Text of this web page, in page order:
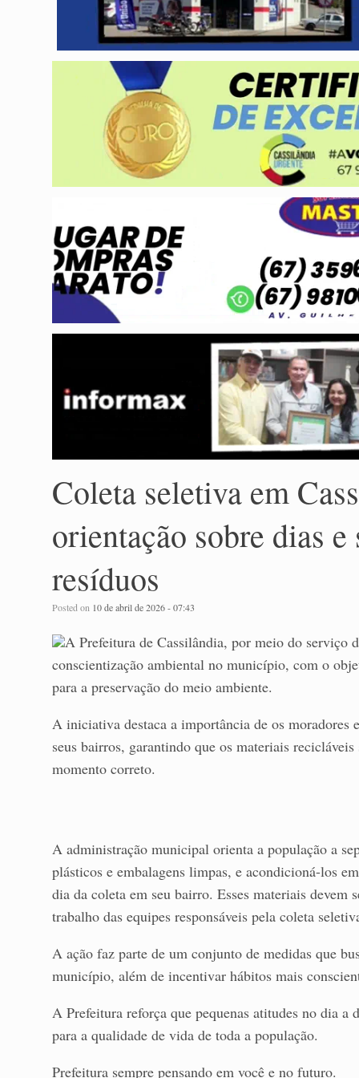
Coleta seletiva em
orientação sobre dias
resíduos
Posted on 10 de abril de 2026 - 07:43
A Prefeitura de Cassilândia, por meio do serviço
conscientização ambiental no município, com o
para a preservação do meio ambiente.
A iniciativa destaca a importância de os moradores
seus bairros, garantindo que os materiais
momento correto.
A administração municipal orienta a população a
plásticos e embalagens limpas, e acondicioná-los
dia da coleta em seu bairro. Esses materiais
trabalho das equipes responsáveis pela coleta
A ação faz parte de um conjunto de medidas que
município, além de incentivar hábitos mais
A Prefeitura reforça que pequenas atitudes no dia
para a qualidade de vida de toda a população.
Prefeitura sempre pensando em você e no futuro.